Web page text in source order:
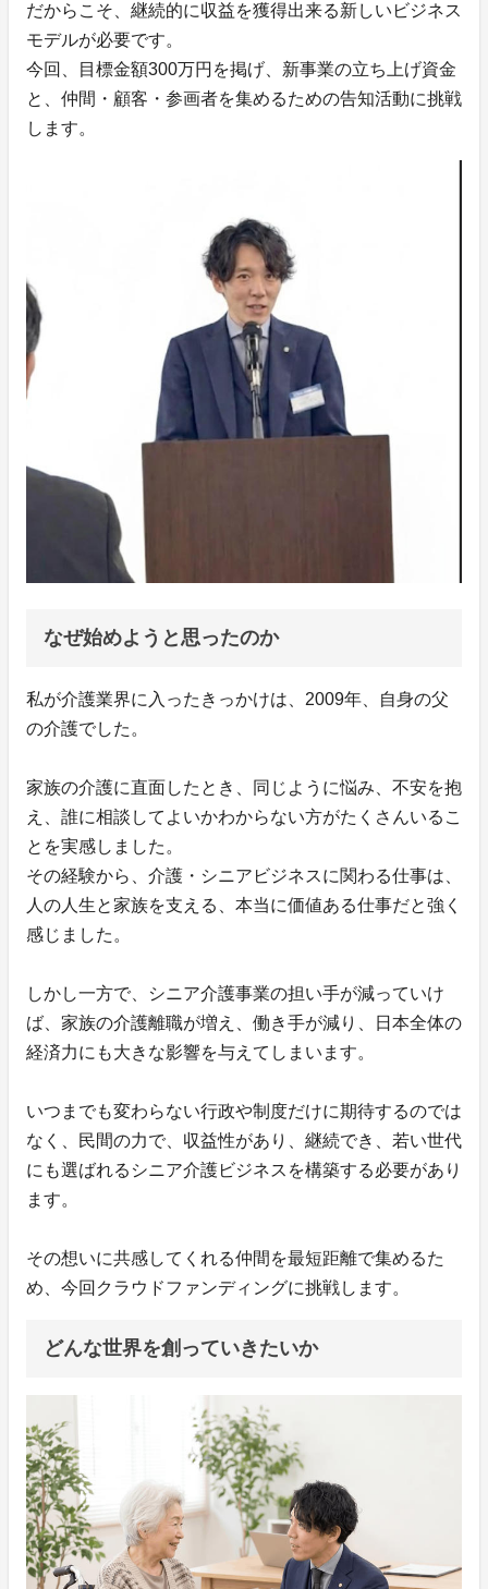
だからこそ、継続的に収益を獲得出来る新しいビジネス
モデルが必要です。
今回、目標金額300万円を掲げ、新事業の立ち上げ資金
と、仲間・顧客・参画者を集めるための告知活動に挑戦
します。
なぜ始めようと思ったのか
私が介護業界に入ったきっかけは、2009年、自身の父
の介護でした。
家族の介護に直面したとき、同じように悩み、不安を抱
え、誰に相談してよいかわからない方がたくさんいるこ
とを実感しました。
その経験から、介護・シニアビジネスに関わる仕事は、
人の人生と家族を支える、本当に価値ある仕事だと強く
感じました。
しかし一方で、シニア介護事業の担い手が減っていけ
ば、家族の介護離職が増え、働き手が減り、日本全体の
経済力にも大きな影響を与えてしまいます。
いつまでも変わらない行政や制度だけに期待するのでは
なく、民間の力で、収益性があり、継続でき、若い世代
にも選ばれるシニア介護ビジネスを構築する必要があり
ます。
その想いに共感してくれる仲間を最短距離で集めるた
め、今回クラウドファンディングに挑戦します。
どんな世界を創っていきたいか